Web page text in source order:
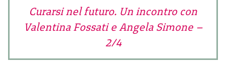
Curarsi nel futuro. Un incontro con
Valentina Fossati e Angela Simone –
2/4